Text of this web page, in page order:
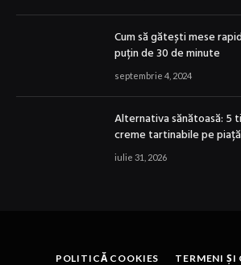
Cum să gătești mese
puțin de 30 de minute
septembrie 4, 2024
Alternativa sănătoasă: 5
creme tartinabile pe piață
iulie 31, 2026
POLITICĂ COOKIES
TERMENI ȘI